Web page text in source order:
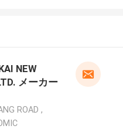
NEW
メーカー
ROAD ,